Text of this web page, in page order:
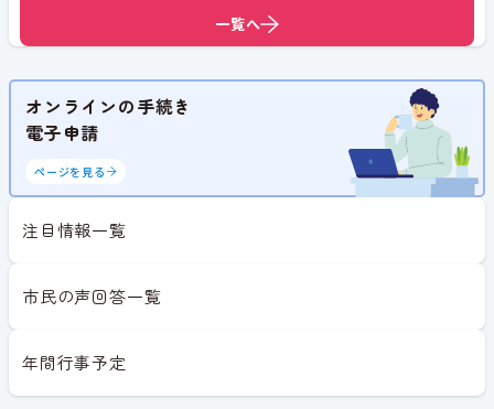
一覧へ
一覧へ
オンラインの手続き
電子申請
ページを見る
注目情報一覧
市民の声回答一覧
年間行事予定